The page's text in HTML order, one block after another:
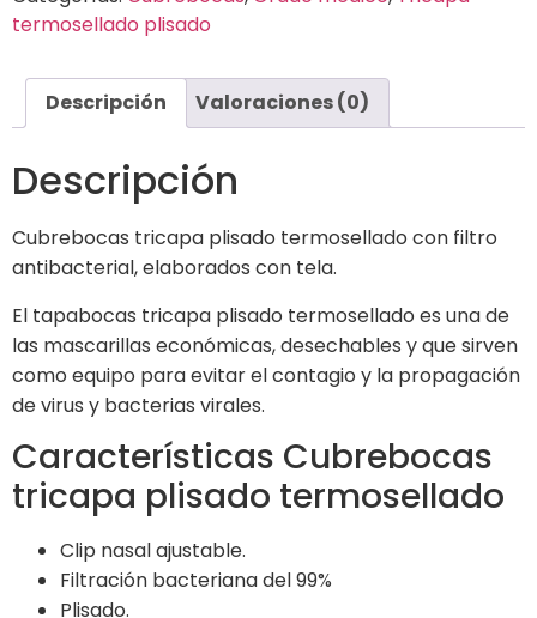
termosellado plisado
Descripción Valoraciones (0)
Descripción
Cubrebocas tricapa plisado termosellado con filtro
antibacterial, elaborados con tela.
El tapabocas tricapa plisado termosellado es una de
las mascarillas económicas, desechables y que sirven
como equipo para evitar el contagio y la propagación
de virus y bacterias virales.
Características Cubrebocas
tricapa plisado termosellado
Clip nasal ajustable.
Filtración bacteriana del 99%
Plisado.